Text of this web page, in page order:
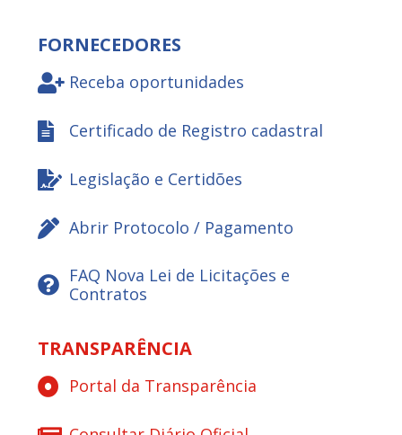
FORNECEDORES
Receba oportunidades
Certificado de Registro cadastral
Legislação e Certidões
Abrir Protocolo / Pagamento
FAQ Nova Lei de Licitações e
Contratos
TRANSPARÊNCIA
Portal da Transparência